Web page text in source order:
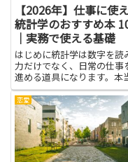
【2026年】仕事に使
統計学のおすすめ本
｜実務で使える基礎
はじめに統計学は数字を読
力だけでなく、日常の仕事
進める道具になります。本
立つ本を選ぶには、実務の
どんな知識があると決断が
るかを想像することが近道
この記事では、業務の効率
ータに基づく提案を支える
を...
恋愛